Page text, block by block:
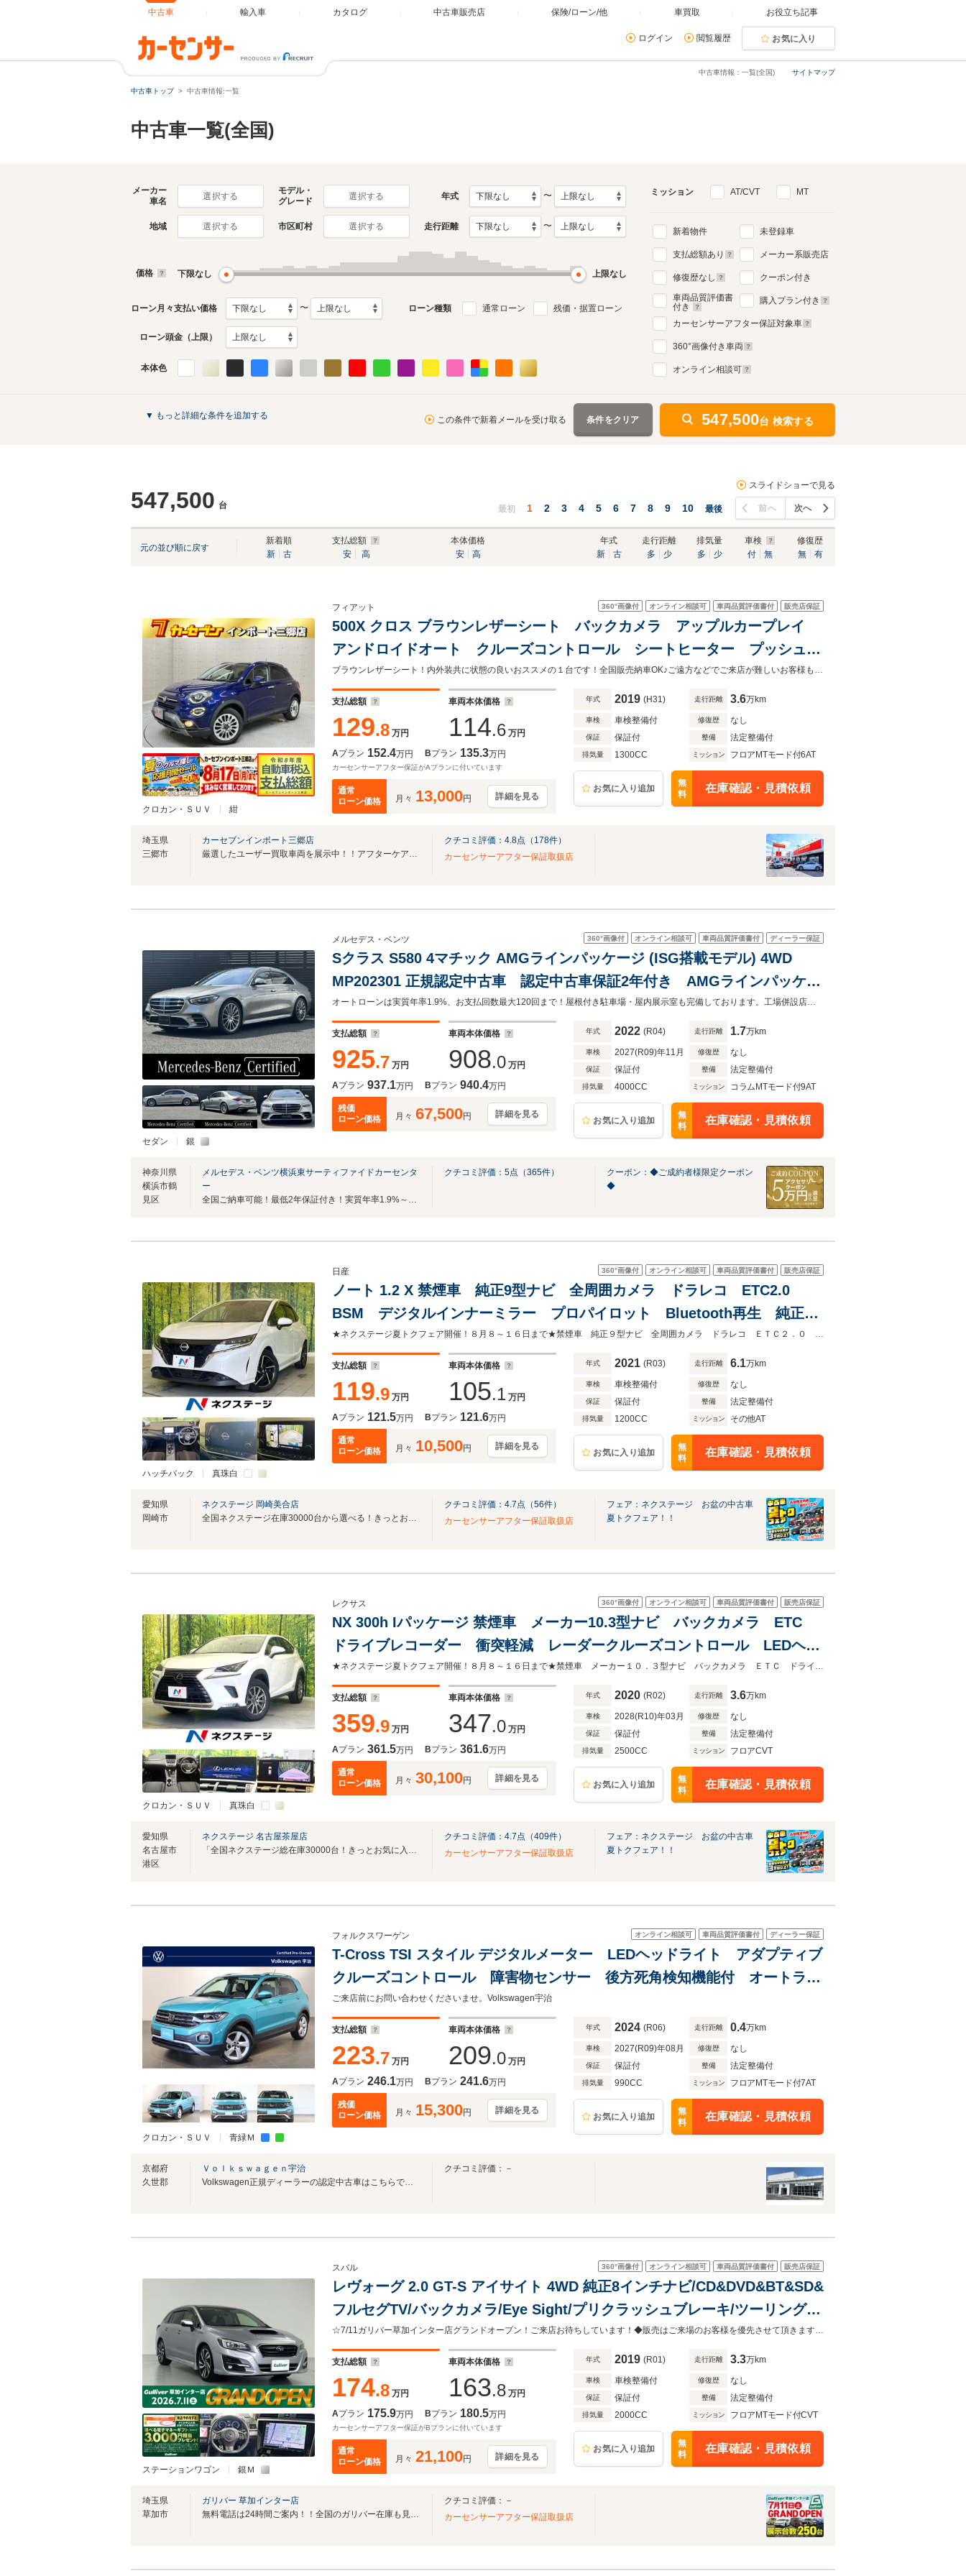
中古車 輸入車 カタログ 中古車販売店 保険/ローン/他 車買取 お役立ち記事
ログイン 閲覧履歴 お気に入り
サイトマップ
中古車情報：一覧(全国)
中古車トップ 中古車情報:一覧
中古車一覧(全国)
メーカー
車名
選択する
モデル・
グレード
選択する 年式 〜
地域 選択する 市区町村 選択する 走行距離 〜
価格 下限なし 上限なし
ローン月々支払い価格 〜 ローン種類 通常ローン 残価・据置ローン
ローン頭金（上限）
本体色
ミッション AT/CVT MT
新着物件
支払総額あり
修復歴なし
車両品質評価書
付き
未登録車
メーカー系販売店
クーポン付き
購入プラン付き
カーセンサーアフター保証対象車
360°画像付き車両
オンライン相談可
▼ もっと詳細な条件を追加する この条件で新着メールを受け取る 条件をクリア 547,500台 検索する
547,500 台
スライドショーで見る
最初 1 2 3 4 5 6 7 8 9 10 最後 前へ 次へ
元の並び順に戻す
新着順
新
古
支払総額
安
高
本体価格
安
高
年式
新
古
走行距離
多
少
排気量
多
少
車検
付
無
修復歴
無
有
クロカン・ＳＵＶ 紺
360°画像付 オンライン相談可 車両品質評価書付 販売店保証
フィアット
500X クロス ブラウンレザーシート バックカメラ アップルカープレイ
アンドロイドオート クルーズコントロール シートヒーター プッシュス
タート ETC
ブラウンレザーシート！内外装共に状態の良いおススメの１台です！全国販売納車OK♪ご遠方などでご来店が難しいお客様もお気軽にご相談下さい！詳しくは0120-62-1031まで！
支払総額
129.8 万円
車両本体価格
114.6 万円
Aプラン 152.4万円 Bプラン 135.3万円
カーセンサーアフター保証がAプランに付いています
通常
ローン価格
月々 13,000円 詳細を見る
年式 2019 (H31) 走行距離 3.6万km
車検 車検整備付 修復歴 なし
保証 保証付 整備 法定整備付
排気量 1300CC ミッション フロアMTモード付6AT
お気に入り追加
無
料
在庫確認・見積依頼
埼玉県
三郷市
カーセブンインポート三郷店
厳選したユーザー買取車両を展示中！！アフターケアもお任せください！
クチコミ評価： 4.8点（ 178件）
カーセンサーアフター保証取扱店
セダン 銀
360°画像付 オンライン相談可 車両品質評価書付 ディーラー保証
メルセデス・ベンツ
Sクラス S580 4マチック AMGラインパッケージ (ISG搭載モデル) 4WD
MP202301 正規認定中古車 認定中古車保証2年付き AMGラインパッケー
ジ パノラミックスライディングルーフ ブルメスターサラウンドサウンド
システム ACC 360°カメラ オートトランク レーダーセーフティ
LED USB
オートローンは実質年率1.9%、お支払回数最大120回まで！屋根付き駐車場・屋内展示室も完備しております。工場併設店舗の為アフターフォローもお任せ下さい！
支払総額
925.7 万円
車両本体価格
908.0 万円
Aプラン 937.1万円 Bプラン 940.4万円
残価
ローン価格
月々 67,500円 詳細を見る
年式 2022 (R04) 走行距離 1.7万km
車検 2027(R09)年11月 修復歴 なし
保証 保証付 整備 法定整備付
排気量 4000CC ミッション コラムMTモード付9AT
お気に入り追加
無
料
在庫確認・見積依頼
神奈川県
横浜市鶴
見区
メルセデス・ベンツ横浜東サーティファイドカーセンタ
ー
全国ご納車可能！最低2年保証付き！実質年率1.9%～（ローン）ご案内可能でございます!
クチコミ評価： 5点（365件）
クーポン：◆ご成約者様限定クーポン
◆
ハッチバック 真珠白
360°画像付 オンライン相談可 車両品質評価書付 販売店保証
日産
ノート 1.2 X 禁煙車 純正9型ナビ 全周囲カメラ ドラレコ ETC2.0
BSM デジタルインナーミラー プロパイロット Bluetooth再生 純正16
インチアルミ エマージェンシーブレーキ コーナーセンサー
★ネクステージ夏トクフェア開催！８月８～１６日まで★禁煙車 純正９型ナビ 全周囲カメラ ドラレコ ＥＴＣ２．０ ＢＳＭ デジタルインナーミラー
支払総額
119.9 万円
車両本体価格
105.1 万円
Aプラン 121.5万円 Bプラン 121.6万円
通常
ローン価格
月々 10,500円 詳細を見る
年式 2021 (R03) 走行距離 6.1万km
車検 車検整備付 修復歴 なし
保証 保証付 整備 法定整備付
排気量 1200CC ミッション その他AT
お気に入り追加
無
料
在庫確認・見積依頼
愛知県
岡崎市
ネクステージ 岡崎美合店
全国ネクステージ在庫30000台から選べる！きっとお気に入りの愛車が見つかります！
クチコミ評価： 4.7点（56件）
カーセンサーアフター保証取扱店
フェア：ネクステージ お盆の中古車
夏トクフェア！！
クロカン・ＳＵＶ 真珠白
360°画像付 オンライン相談可 車両品質評価書付 販売店保証
レクサス
NX 300h Iパッケージ 禁煙車 メーカー10.3型ナビ バックカメラ ETC
ドライブレコーダー 衝突軽減 レーダークルーズコントロール LEDヘッ
ドライト シートヒーター パワーバックドア
★ネクステージ夏トクフェア開催！８月８～１６日まで★禁煙車 メーカー１０．３型ナビ バックカメラ ＥＴＣ ドライブレコーダー 衝突軽減
支払総額
359.9 万円
車両本体価格
347.0 万円
Aプラン 361.5万円 Bプラン 361.6万円
通常
ローン価格
月々 30,100円 詳細を見る
年式 2020 (R02) 走行距離 3.6万km
車検 2028(R10)年03月 修復歴 なし
保証 保証付 整備 法定整備付
排気量 2500CC ミッション フロアCVT
お気に入り追加
無
料
在庫確認・見積依頼
愛知県
名古屋市
港区
ネクステージ 名古屋茶屋店
「全国ネクステージ総在庫30000台！きっとお気に入りの愛車が見つかります！」
クチコミ評価： 4.7点（409件）
カーセンサーアフター保証取扱店
フェア：ネクステージ お盆の中古車
夏トクフェア！！
クロカン・ＳＵＶ 青緑Ｍ
オンライン相談可 車両品質評価書付 ディーラー保証
フォルクスワーゲン
T-Cross TSI スタイル デジタルメーター LEDヘッドライト アダプティブ
クルーズコントロール 障害物センサー 後方死角検知機能付 オートライ
ト 純正アルミホイール Discover Proパッケージ
ご来店前にお問い合わせくださいませ。Volkswagen宇治
支払総額
223.7 万円
車両本体価格
209.0 万円
Aプラン 246.1万円 Bプラン 241.6万円
残価
ローン価格
月々 15,300円 詳細を見る
年式 2024 (R06) 走行距離 0.4万km
車検 2027(R09)年08月 修復歴 なし
保証 保証付 整備 法定整備付
排気量 990CC ミッション フロアMTモード付7AT
お気に入り追加
無
料
在庫確認・見積依頼
京都府
久世郡
Ｖｏｌｋｓｗａｇｅｎ宇治
Volkswagen正規ディーラーの認定中古車はこちらです！
クチコミ評価：－
ステーションワゴン 銀Ｍ
360°画像付 オンライン相談可 車両品質評価書付 販売店保証
スバル
レヴォーグ 2.0 GT-S アイサイト 4WD 純正8インチナビ/CD&DVD&BT&SD&
フルセグTV/バックカメラ/Eye Sight/プリクラッシュブレーキ/ツーリングア
シスト/全車速追従機能付クルーズコントロール/アクティブレーンキープ/AT
誤発進抑制制御
☆7/11ガリバー草加インター店グランドオープン！ご来店お待ちしています！◆販売はご来場のお客様を優先させて頂きます。◆あらかじめご確認下さい※販売は一般のお客様に限ります。
支払総額
174.8 万円
車両本体価格
163.8 万円
Aプラン 175.9万円 Bプラン 180.5万円
カーセンサーアフター保証がBプランに付いています
通常
ローン価格
月々 21,100円 詳細を見る
年式 2019 (R01) 走行距離 3.3万km
車検 車検整備付 修復歴 なし
保証 保証付 整備 法定整備付
排気量 2000CC ミッション フロアMTモード付CVT
お気に入り追加
無
料
在庫確認・見積依頼
埼玉県
草加市
ガリバー 草加インター店
無料電話は24時間ご案内！！全国のガリバー在庫も見たい方は一括照会が可能です！
クチコミ評価：－
カーセンサーアフター保証取扱店